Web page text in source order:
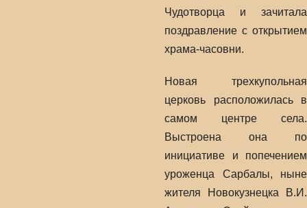
Чудотворца и зачитала
поздравление с открытием
храма-часовни.
Новая трехкупольная
церковь расположилась в
самом центре села.
Выстроена она по
инициативе и попечением
уроженца Сарбалы, ныне
жителя Новокузнецка В.И.